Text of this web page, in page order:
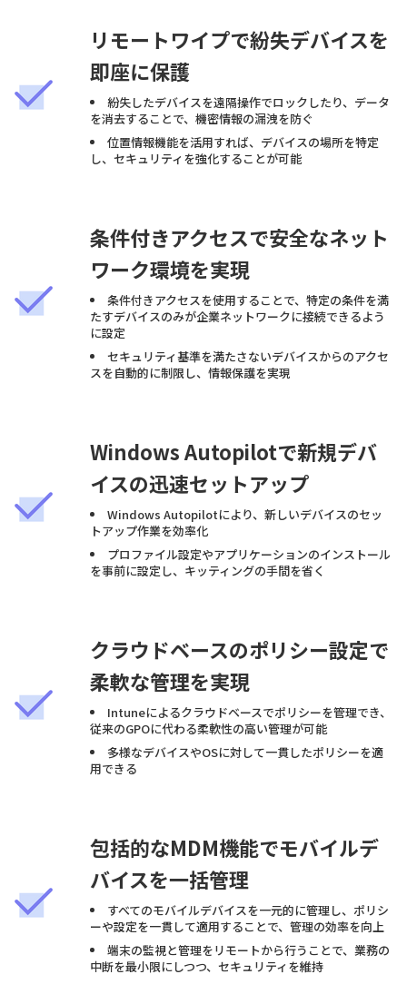
リモートワイプで紛失デバイスを
即座に保護
紛失したデバイスを遠隔操作でロックしたり、データ
を消去することで、機密情報の漏洩を防ぐ
位置情報機能を活用すれば、デバイスの場所を特定
し、セキュリティを強化することが可能
条件付きアクセスで安全なネット
ワーク環境を実現
条件付きアクセスを使用することで、特定の条件を満
たすデバイスのみが企業ネットワークに接続できるよう
に設定
セキュリティ基準を満たさないデバイスからのアクセ
スを自動的に制限し、情報保護を実現
Windows Autopilotで新規デバ
イスの迅速セットアップ
Windows Autopilotにより、新しいデバイスのセッ
トアップ作業を効率化
プロファイル設定やアプリケーションのインストール
を事前に設定し、キッティングの手間を省く
クラウドベースのポリシー設定で
柔軟な管理を実現
Intuneによるクラウドベースでポリシーを管理でき、
従来のGPOに代わる柔軟性の高い管理が可能
多様なデバイスやOSに対して一貫したポリシーを適
用できる
包括的なMDM機能でモバイルデ
バイスを一括管理
すべてのモバイルデバイスを一元的に管理し、ポリシ
ーや設定を一貫して適用することで、管理の効率を向上
端末の監視と管理をリモートから行うことで、業務の
中断を最小限にしつつ、セキュリティを維持